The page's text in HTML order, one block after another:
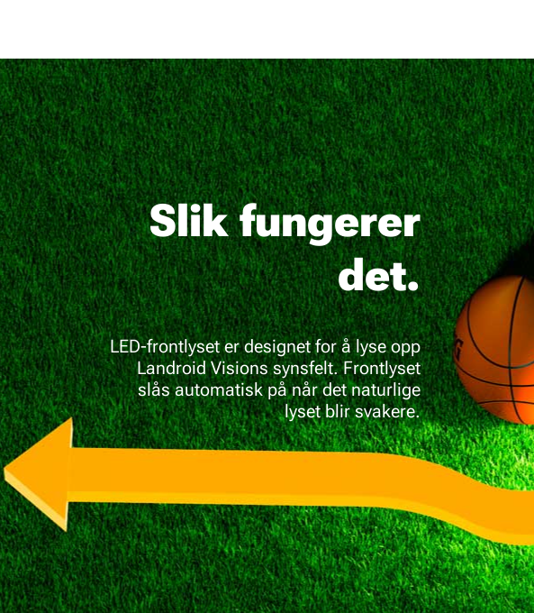
Slik fungerer
det.
LED-frontlyset er designet for å lyse opp
Landroid Visions synsfelt. Frontlyset
slås automatisk på når det naturlige
lyset blir svakere.